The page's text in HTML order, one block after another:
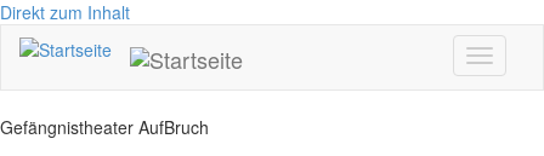
Direkt zum Inhalt
Toggle
Gefängnistheater AufBruch